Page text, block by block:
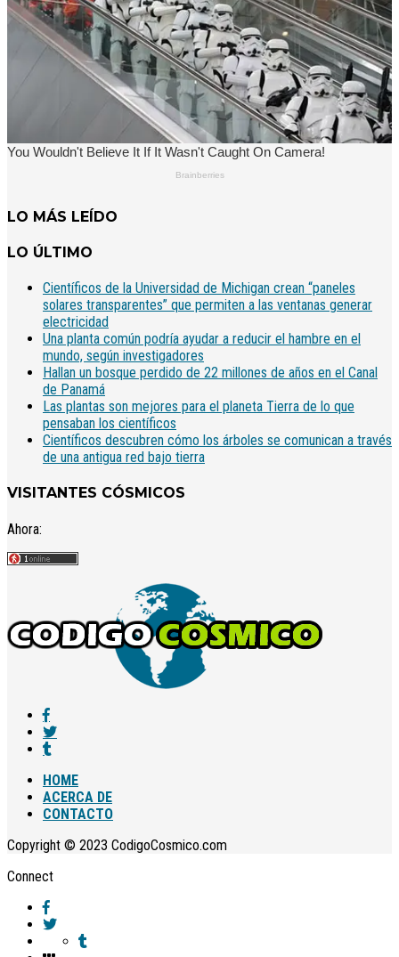
LO MÁS LEÍDO
LO ÚLTIMO
Científicos de la Universidad de Michigan crean “paneles
solares transparentes” que permiten a las ventanas generar
electricidad
Una planta común podría ayudar a reducir el hambre en el
mundo, según investigadores
Hallan un bosque perdido de 22 millones de años en el Canal
de Panamá
Las plantas son mejores para el planeta Tierra de lo que
pensaban los científicos
Científicos descubren cómo los árboles se comunican a través
de una antigua red bajo tierra
VISITANTES CÓSMICOS
Ahora:
HOME
ACERCA DE
CONTACTO
Copyright © 2023 CodigoCosmico.com
Connect